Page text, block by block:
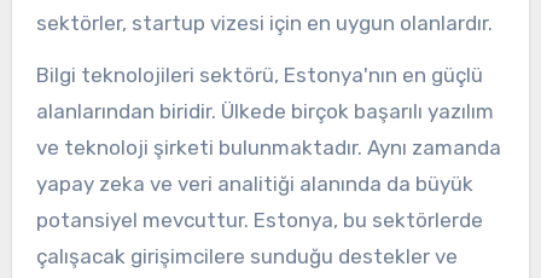
sektörler, startup vizesi için en uygun olanlardır.
Bilgi teknolojileri sektörü, Estonya'nın en güçlü
alanlarından biridir. Ülkede birçok başarılı yazılım
ve teknoloji şirketi bulunmaktadır. Aynı zamanda
yapay zeka ve veri analitiği alanında da büyük
potansiyel mevcuttur. Estonya, bu sektörlerde
çalışacak girişimcilere sunduğu destekler ve